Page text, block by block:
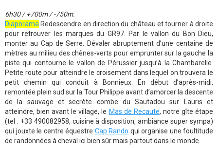
6h30 / +700m / -750m.
Diaporama Redescendre en direction du château et tourner à droite
pour retrouver les marques du GR97. Par le vallon du Bon Dieu,
monter au Cap de Serre. Dévaler abruptement d’une centaine de
mètres au milieu des chênes-verts pour emprunter sur la gauche la
piste qui contourne le vallon de Pérussier jusqu’à la Chambarelle.
Petite route pour atteindre le croisement dans lequel on trouvera le
petit chemin qui conduit à Bonnieux. En début d’après-midi,
remontée plein sud sur la Tour Philippe avant d’amorcer la descente
de la sauvage et secrète combe du Sautadou sur Lauris et
atteindre, bien avant le village, le Mas de Recaute, notre gîte étape
(tel : +33 490082958, cuisine à disposition, ambiance super sympa)
qui jouxte le centre équestre Cap Rando qui organise une foultitude
de randonnées à cheval ici bien sûr mais partout dans le monde.